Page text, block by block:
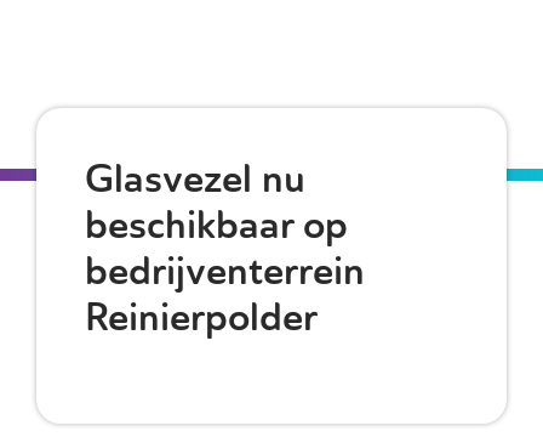
Glasvezel nu
beschikbaar op
bedrijventerrein
Reinierpolder